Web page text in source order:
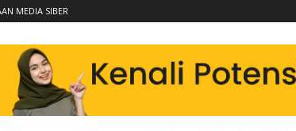
MEDIA SIBER